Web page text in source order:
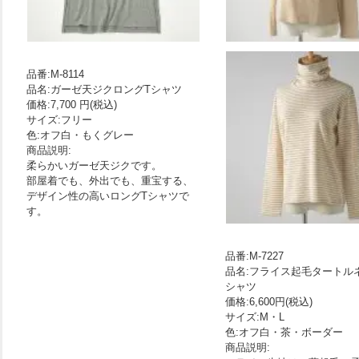
品番:M-8114
品名:ガーゼ天ジクロングTシャツ
価格:7,700 円(税込)
サイズ:フリー
色:オフ白・もくグレー
商品説明:
柔らかいガーゼ天ジクです。
部屋着でも、外出でも、重宝する、
デザイン性の高いロングTシャツで
す。
品番:M-7227
品名:フライス起毛タートル
シャツ
価格:6,600円(税込)
サイズ:M・L
色:オフ白・茶・ボーダー
商品説明: